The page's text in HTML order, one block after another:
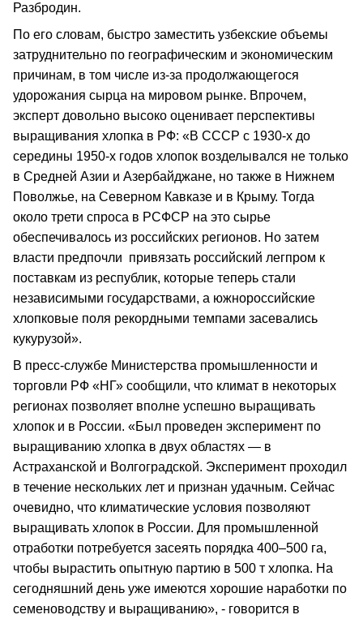
Разбродин.
По его словам, быстро заместить узбекские объемы
затруднительно по географическим и экономическим
причинам, в том числе из-за продолжающегося
удорожания сырца на мировом рынке. Впрочем,
эксперт довольно высоко оценивает перспективы
выращивания хлопка в РФ: «В СССР с 1930-х до
середины 1950-х годов хлопок возделывался не только
в Средней Азии и Азербайджане, но также в Нижнем
Поволжье, на Северном Кавказе и в Крыму. Тогда
около трети спроса в РСФСР на это сырье
обеспечивалось из российских регионов. Но затем
власти предпочли привязать российский легпром к
поставкам из республик, которые теперь стали
независимыми государствами, а южнороссийские
хлопковые поля рекордными темпами засевались
кукурузой».
В пресс-службе Министерства промышленности и
торговли РФ «НГ» сообщили, что климат в некоторых
регионах позволяет вполне успешно выращивать
хлопок и в России. «Был проведен эксперимент по
выращиванию хлопка в двух областях — в
Астраханской и Волгоградской. Эксперимент проходил
в течение нескольких лет и признан удачным. Сейчас
очевидно, что климатические условия позволяют
выращивать хлопок в России. Для промышленной
отработки потребуется засеять порядка 400–500 га,
чтобы вырастить опытную партию в 500 т хлопка. На
сегодняшний день уже имеются хорошие наработки по
семеноводству и выращиванию», - говорится в